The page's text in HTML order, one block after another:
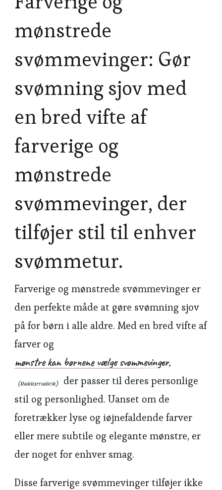
mønstrede
svømmevinger: Gør
svømning sjov med
en bred vifte af
farverige og
mønstrede
svømmevinger, der
tilføjer stil til enhver
svømmetur.
Farverige og mønstrede svømmevinger er
den perfekte måde at gøre svømning sjov
på for børn i alle aldre. Med en bred vifte af
farver og
mønstre kan børnene vælge svømmevinger,
der passer til deres personlige
stil og personlighed. Uanset om de
foretrækker lyse og iøjnefaldende farver
eller mere subtile og elegante mønstre, er
der noget for enhver smag.
Disse farverige svømmevinger tilføjer ikke